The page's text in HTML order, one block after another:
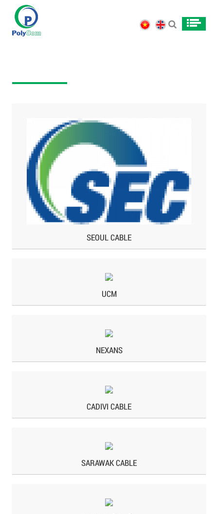
SEOUL CABLE
UCM
NEXANS
CADIVI CABLE
SARAWAK CABLE